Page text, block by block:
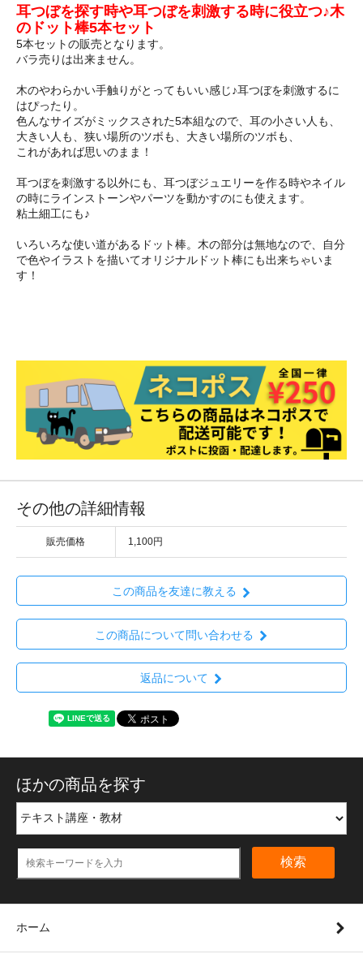
耳つぼを探す時や耳つぼを刺激する時に役立つ♪木
のドット棒5本セット
5本セットの販売となります。
バラ売りは出来ません。
木のやわらかい手触りがとってもいい感じ♪耳つぼを刺激するに
はぴったり。
色んなサイズがミックスされた5本組なので、耳の小さい人も、
大きい人も、狭い場所のツボも、大きい場所のツボも、
これがあれば思いのまま！
耳つぼを刺激する以外にも、耳つぼジュエリーを作る時やネイル
の時にラインストーンやパーツを動かすのにも使えます。
粘土細工にも♪
いろいろな使い道があるドット棒。木の部分は無地なので、自分
で色やイラストを描いてオリジナルドット棒にも出来ちゃいま
す！
その他の詳細情報
販売価格 1,100円
この商品を友達に教える
この商品について問い合わせる
返品について
ほかの商品を探す
検索
ホーム